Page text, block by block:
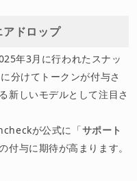
アドロップ
年3月に行われたスナッ
に分けてトークンが付与さ
新しいモデルとして注目さ
が公式に「サポート
付与に期待が高まります。